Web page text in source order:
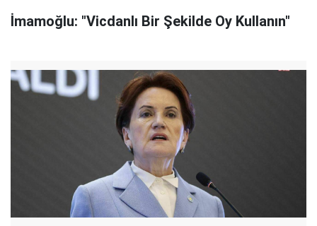
İmamoğlu: "Vicdanlı Bir Şekilde Oy Kullanın"